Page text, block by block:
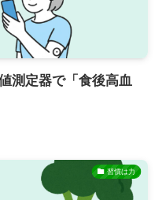
測定器で「食後高血
習慣は力